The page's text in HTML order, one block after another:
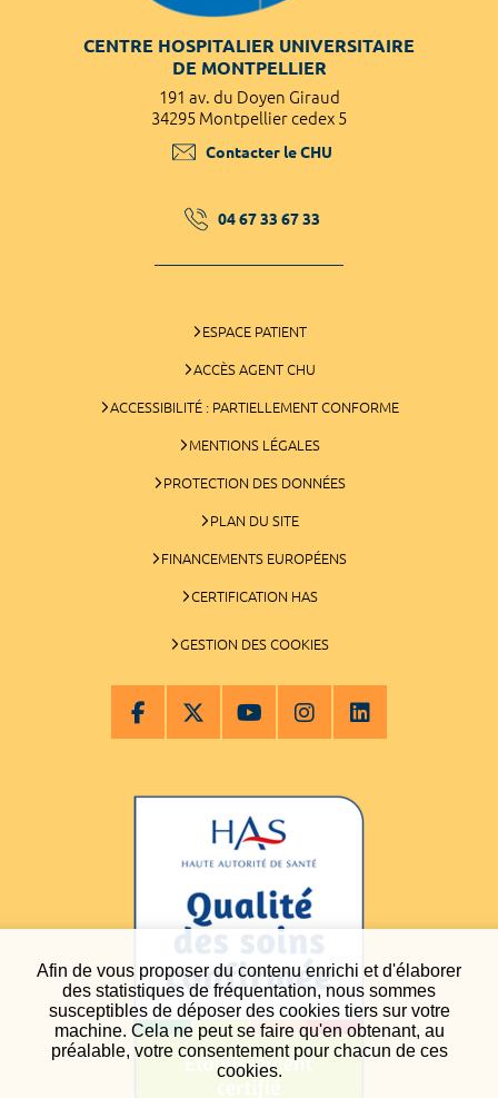
Afin de vous proposer du contenu enrichi et d'élaborer
des statistiques de fréquentation, nous sommes
susceptibles de déposer des cookies tiers sur votre
machine. Cela ne peut se faire qu'en obtenant, au
préalable, votre consentement pour chacun de ces
cookies.
CENTRE HOSPITALIER UNIVERSITAIRE
DE MONTPELLIER
191 av. du Doyen Giraud
34295 Montpellier cedex 5
Contacter le CHU
04 67 33 67 33
ESPACE PATIENT
ACCÈS AGENT CHU
ACCESSIBILITÉ : PARTIELLEMENT CONFORME
MENTIONS LÉGALES
PROTECTION DES DONNÉES
PLAN DU SITE
FINANCEMENTS EUROPÉENS
CERTIFICATION HAS
GESTION DES COOKIES